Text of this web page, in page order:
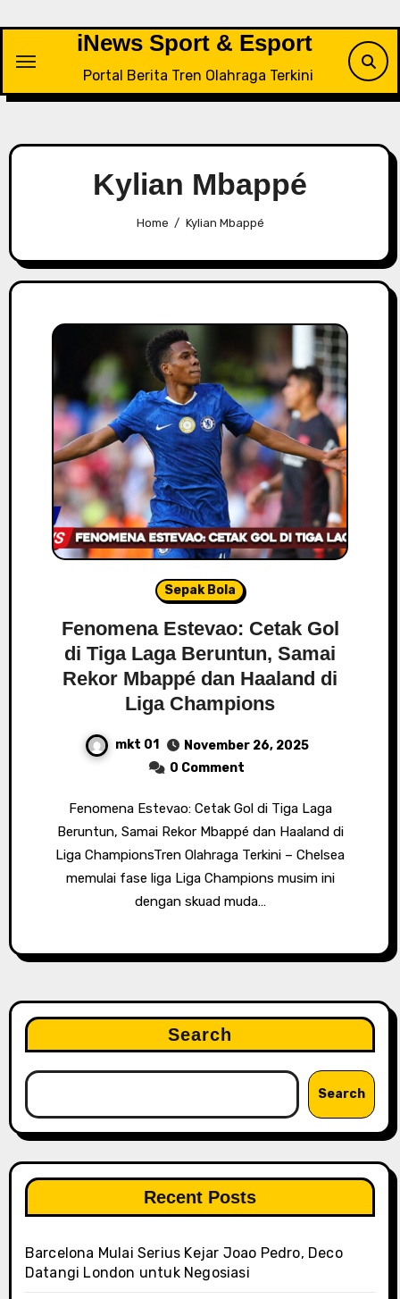
content
iNews Sport & Esport
Portal Berita Tren Olahraga Terkini
Kylian Mbappé
Home Kylian Mbappé
Sepak Bola
Fenomena Estevao: Cetak Gol
di Tiga Laga Beruntun, Samai
Rekor Mbappé dan Haaland di
Liga Champions
mkt 01
November 26, 2025
0 Comment
Fenomena Estevao: Cetak Gol di Tiga Laga
Beruntun, Samai Rekor Mbappé dan Haaland di
Liga ChampionsTren Olahraga Terkini – Chelsea
memulai fase liga Liga Champions musim ini
dengan skuad muda…
Search
Search
Recent Posts
Barcelona Mulai Serius Kejar Joao Pedro, Deco
Datangi London untuk Negosiasi